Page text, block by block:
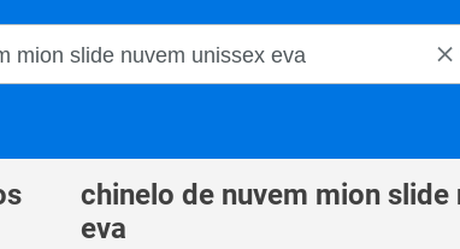
chinelo de nuvem mion slide
eva